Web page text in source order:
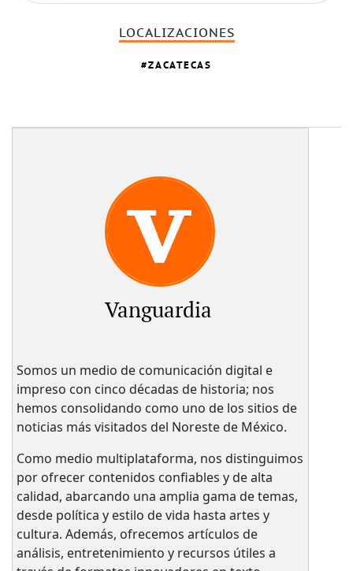
LOCALIZACIONES
ZACATECAS
Vanguardia
Somos un medio de comunicación digital e
impreso con cinco décadas de historia; nos
hemos consolidando como uno de los sitios de
noticias más visitados del Noreste de México.
Como medio multiplataforma, nos distinguimos
por ofrecer contenidos confiables y de alta
calidad, abarcando una amplia gama de temas,
desde política y estilo de vida hasta artes y
cultura. Además, ofrecemos artículos de
análisis, entretenimiento y recursos útiles a